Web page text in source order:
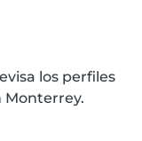
los perfiles
Monterrey.